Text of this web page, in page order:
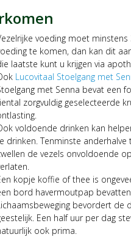
voeding moet
te komen, dan kan dit
laatste kunt u krijgen via
Lucovitaal Stoelgang met
met Senna bevat een
zorgvuldig geselecteerde
voldoende drinken kan
drinken. Tenminste
de vezels onvoldoende
kopje koffie of thee is
bord havermoutpap
bevordert de
Een half uur per dag
ook prima.